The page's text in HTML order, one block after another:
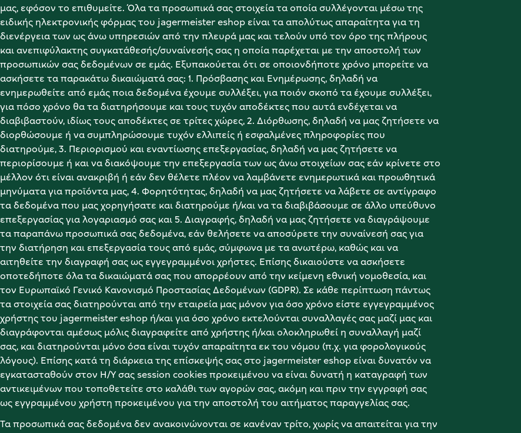
μας, εφόσον το επιθυμείτε. Όλα τα προσωπικά σας στοιχεία τα οποία συλλέγονται μέσω της
ειδικής ηλεκτρονικής φόρμας του jagermeister eshop είναι τα απολύτως απαραίτητα για τη
διενέργεια των ως άνω υπηρεσιών από την πλευρά μας και τελούν υπό τον όρο της πλήρους
και ανεπιφύλακτης συγκατάθεσής/συναίνεσής σας η οποία παρέχεται με την αποστολή των
προσωπικών σας δεδομένων σε εμάς. Εξυπακούεται ότι σε οποιονδήποτε χρόνο μπορείτε να
ασκήσετε τα παρακάτω δικαιώματά σας: 1. Πρόσβασης και Ενημέρωσης, δηλαδή να
ενημερωθείτε από εμάς ποια δεδομένα έχουμε συλλέξει, για ποιόν σκοπό τα έχουμε συλλέξει,
για πόσο χρόνο θα τα διατηρήσουμε και τους τυχόν αποδέκτες που αυτά ενδέχεται να
διαβιβαστούν, ιδίως τους αποδέκτες σε τρίτες χώρες, 2. Διόρθωσης, δηλαδή να μας ζητήσετε να
διορθώσουμε ή να συμπληρώσουμε τυχόν ελλιπείς ή εσφαλμένες πληροφορίες που
διατηρούμε, 3. Περιορισμού και εναντίωσης επεξεργασίας, δηλαδή να μας ζητήσετε να
περιορίσουμε ή και να διακόψουμε την επεξεργασία των ως άνω στοιχείων σας εάν κρίνετε στο
μέλλον ότι είναι ανακριβή ή εάν δεν θέλετε πλέον να λαμβάνετε ενημερωτικά και προωθητικά
μηνύματα για προϊόντα μας, 4. Φορητότητας, δηλαδή να μας ζητήσετε να λάβετε σε αντίγραφο
τα δεδομένα που μας χορηγήσατε και διατηρούμε ή/και να τα διαβιβάσουμε σε άλλο υπεύθυνο
επεξεργασίας για λογαριασμό σας και 5. Διαγραφής, δηλαδή να μας ζητήσετε να διαγράψουμε
τα παραπάνω προσωπικά σας δεδομένα, εάν θελήσετε να αποσύρετε την συναίνεσή σας για
την διατήρηση και επεξεργασία τους από εμάς, σύμφωνα με τα ανωτέρω, καθώς και να
αιτηθείτε την διαγραφή σας ως εγγεγραμμένοι χρήστες. Επίσης δικαιούστε να ασκήσετε
οποτεδήποτε όλα τα δικαιώματά σας που απορρέουν από την κείμενη εθνική νομοθεσία, και
τον Ευρωπαϊκό Γενικό Κανονισμό Προστασίας Δεδομένων (GDPR). Σε κάθε περίπτωση πάντως
τα στοιχεία σας διατηρούνται από την εταιρεία μας μόνον για όσο χρόνο είστε εγγεγραμμένος
χρήστης του jagermeister eshop ή/και για όσο χρόνο εκτελούνται συναλλαγές σας μαζί μας και
διαγράφονται αμέσως μόλις διαγραφείτε από χρήστης ή/και ολοκληρωθεί η συναλλαγή μαζί
σας, και διατηρούνται μόνο όσα είναι τυχόν απαραίτητα εκ του νόμου (π.χ. για φορολογικούς
λόγους). Επίσης κατά τη διάρκεια της επίσκεψής σας στο jagermeister eshop είναι δυνατόν να
εγκατασταθούν στον Η/Υ σας session cookies προκειμένου να είναι δυνατή η καταγραφή των
αντικειμένων που τοποθετείτε στο καλάθι των αγορών σας, ακόμη και πριν την εγγραφή σας
ως εγγραμμένου χρήστη προκειμένου για την αποστολή του αιτήματος παραγγελίας σας.
Τα προσωπικά σας δεδομένα δεν ανακοινώνονται σε κανέναν τρίτο, χωρίς να απαιτείται για την